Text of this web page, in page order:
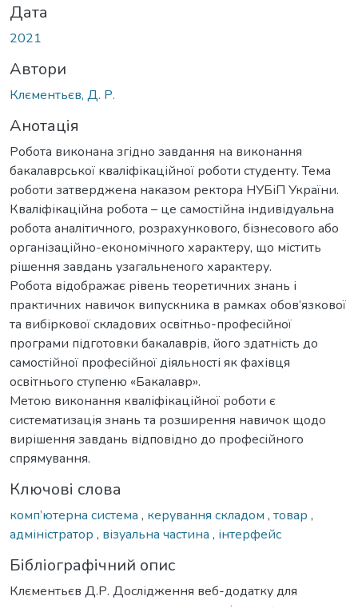
Дата
2021
Автори
Клєментьєв, Д. Р.
Анотація
Робота виконана згідно завдання на виконання
бакалаврської кваліфікаційної роботи студенту. Тема
роботи затверджена наказом ректора НУБіП України.
Кваліфікаційна робота – це самостійна індивідуальна
робота аналітичного, розрахункового, бізнесового або
організаційно-економічного характеру, що містить
рішення завдань узагальненого характеру.
Робота відображає рівень теоретичних знань і
практичних навичок випускника в рамках обов’язкової
та вибіркової складових освітньо-професійної
програми підготовки бакалаврів, його здатність до
самостійної професійної діяльності як фахівця
освітнього ступеню «Бакалавр».
Метою виконання кваліфікаційної роботи є
систематизація знань та розширення навичок щодо
вирішення завдань відповідно до професійного
спрямування.
Ключові слова
комп’ютерна система , керування складом , товар ,
адміністратор , візуальна частина , інтерфейс
Бібліографічний опис
Клєментьєв Д.Р. Дослідження веб-додатку для